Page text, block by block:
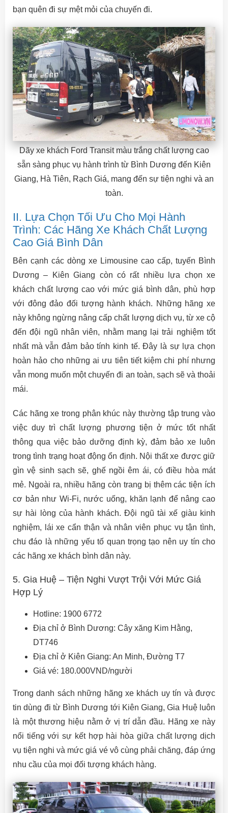
bạn quên đi sự mệt mỏi của chuyến đi.
Dãy xe khách Ford Transit màu trắng chất lượng cao
sẵn sàng phục vụ hành trình từ Bình Dương đến Kiên
Giang, Hà Tiên, Rạch Giá, mang đến sự tiện nghi và an
toàn.
II. Lựa Chọn Tối Ưu Cho Mọi Hành
Trình: Các Hãng Xe Khách Chất Lượng
Cao Giá Bình Dân
Bên cạnh các dòng xe Limousine cao cấp, tuyến Bình
Dương – Kiên Giang còn có rất nhiều lựa chọn xe
khách chất lượng cao với mức giá bình dân, phù hợp
với đông đảo đối tượng hành khách. Những hãng xe
này không ngừng nâng cấp chất lượng dịch vụ, từ xe cộ
đến đội ngũ nhân viên, nhằm mang lại trải nghiệm tốt
nhất mà vẫn đảm bảo tính kinh tế. Đây là sự lựa chọn
hoàn hảo cho những ai ưu tiên tiết kiệm chi phí nhưng
vẫn mong muốn một chuyến đi an toàn, sạch sẽ và thoải
mái.
Các hãng xe trong phân khúc này thường tập trung vào
việc duy trì chất lượng phương tiện ở mức tốt nhất
thông qua việc bảo dưỡng định kỳ, đảm bảo xe luôn
trong tình trạng hoạt động ổn định. Nội thất xe được giữ
gìn vệ sinh sạch sẽ, ghế ngồi êm ái, có điều hòa mát
mẻ. Ngoài ra, nhiều hãng còn trang bị thêm các tiện ích
cơ bản như Wi-Fi, nước uống, khăn lạnh để nâng cao
sự hài lòng của hành khách. Đội ngũ tài xế giàu kinh
nghiệm, lái xe cẩn thận và nhân viên phục vụ tận tình,
chu đáo là những yếu tố quan trọng tạo nên uy tín cho
các hãng xe khách bình dân này.
5. Gia Huệ – Tiện Nghi Vượt Trội Với Mức Giá
Hợp Lý
Hotline: 1900 6772
Địa chỉ ở Bình Dương: Cây xăng Kim Hằng,
DT746
Địa chỉ ở Kiên Giang: An Minh, Đường T7
Giá vé: 180.000VND/người
Trong danh sách những hãng xe khách uy tín và được
tin dùng đi từ Bình Dương tới Kiên Giang, Gia Huệ luôn
là một thương hiệu nằm ở vị trí dẫn đầu. Hãng xe này
nổi tiếng với sự kết hợp hài hòa giữa chất lượng dịch
vụ tiện nghi và mức giá vé vô cùng phải chăng, đáp ứng
nhu cầu của mọi đối tượng khách hàng.